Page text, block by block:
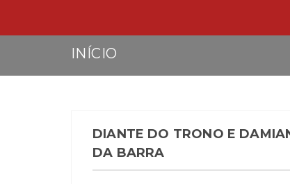
INÍCIO
DIANTE DO TRONO E
DA BARRA